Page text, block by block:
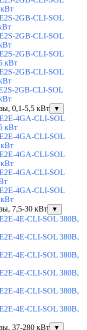
2GB-CLI-SOL
2GB-CLI-SOL
2GB-CLI-SOL
кВт
2GB-CLI-SOL
2GB-CLI-SOL
0,1-5,5 кВт
▼
4GA-CLI-SOL
кВт
4GA-CLI-SOL
4GA-CLI-SOL
4GA-CLI-SOL
4GA-CLI-SOL
7,5-30 кВт
▼
4E-CLI-SOL 380В,
4E-CLI-SOL 380В,
4E-CLI-SOL 380В,
4E-CLI-SOL 380В,
4E-CLI-SOL 380В,
4E-CLI-SOL 380В,
37-280 кВт
▼